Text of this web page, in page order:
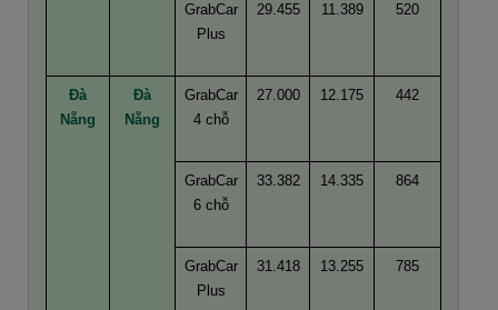
GrabCar
Plus
29.455 11.389 520
Đà
Nẵng
Đà
Nẵng
GrabCar
4 chỗ
27.000 12.175 442
GrabCar
6 chỗ
33.382 14.335 864
GrabCar
Plus
31.418 13.255 785